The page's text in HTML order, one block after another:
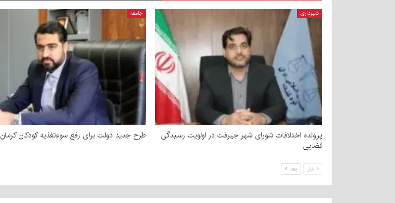
شهرداری
پرونده اختلافات شورای شهر جیرفت در اولویت رسیدگی
قضایی
جامعه
طرح جدید دولت برای رفع سوءتغذیه کودکان کرمان
قبل بعد